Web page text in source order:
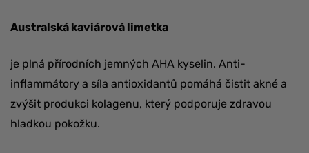
Australská kaviárová limetka
je plná přírodních jemných AHA kyselin. Anti-
inflammátory a síla antioxidantů pomáhá čistit akné a
zvýšit produkci kolagenu, který podporuje zdravou
hladkou pokožku.